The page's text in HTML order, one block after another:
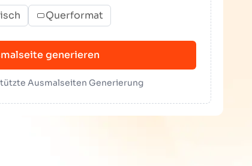
Querformat
generieren
Ausmalseiten Generierung